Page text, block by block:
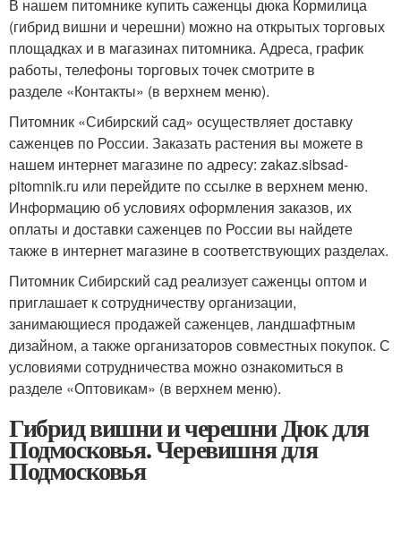
В нашем питомнике купить саженцы дюка Кормилица
(гибрид вишни и черешни) можно на открытых торговых
площадках и в магазинах питомника. Адреса, график
работы, телефоны торговых точек смотрите в
разделе «Контакты» (в верхнем меню).
Питомник «Сибирский сад» осуществляет доставку
саженцев по России. Заказать растения вы можете в
нашем интернет магазине по адресу: zakaz.sibsad-
pitomnik.ru или перейдите по ссылке в верхнем меню.
Информацию об условиях оформления заказов, их
оплаты и доставки саженцев по России вы найдете
также в интернет магазине в соответствующих разделах.
Питомник Сибирский сад реализует саженцы оптом и
приглашает к сотрудничеству организации,
занимающиеся продажей саженцев, ландшафтным
дизайном, а также организаторов совместных покупок. С
условиями сотрудничества можно ознакомиться в
разделе «Оптовикам» (в верхнем меню).
Гибрид вишни и черешни Дюк для
Подмосковья. Черевишня для
Подмосковья